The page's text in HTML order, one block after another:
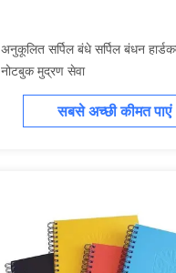
अनुकूलित सर्पिल बंधे सर्पिल बंधन
नोटबुक मुद्रण सेवा
सबसे अच्छी कीमत पाएं